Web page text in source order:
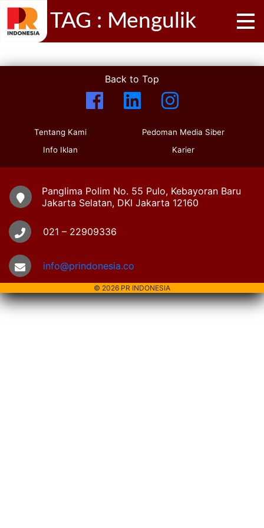
TAG : Mengulik
Back to Top
Tentang Kami
Info Iklan
Pedoman Media Siber
Karier
Panglima Polim No. 55 Pulo, Kebayoran Baru
Jakarta Selatan, DKI Jakarta 12160
021 – 22909336
info@prindonesia.co
© 2026 PR INDONESIA